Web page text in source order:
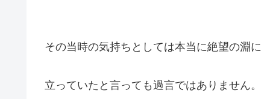
その当時の気持ちとしては本当に絶望の淵に
立っていたと言っても過言ではありません。